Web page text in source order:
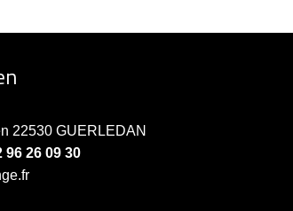
22530 GUERLEDAN
96 26 09 30